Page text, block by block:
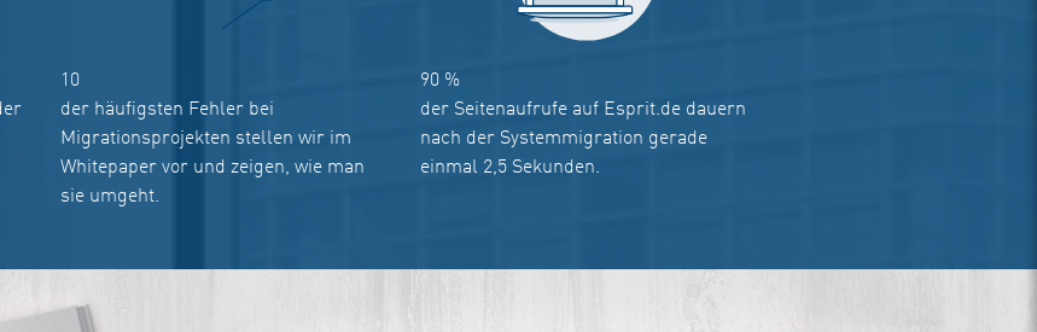
10
der häufigsten Fehler bei
Migrationsprojekten stellen wir im
Whitepaper vor und zeigen, wie man
sie umgeht.
90 %
der Seitenaufrufe auf Esprit.de dauern
nach der Systemmigration gerade
einmal 2,5 Sekunden.